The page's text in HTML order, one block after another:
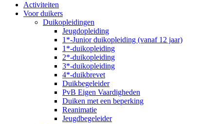
Activiteiten
Voor duikers
Duikopleidingen
Jeugdopleiding
1*-Junior duikopleiding (vanaf 12 jaar)
1*-duikopleiding
2*-duikopleiding
3*-duikopleiding
4*-duikbrevet
Duikbegeleider
PvB Eigen Vaardigheden
Duiken met een beperking
Reanimatie
Jeugdbegeleider